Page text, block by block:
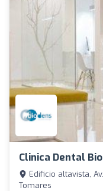
Clinica Dental
Edificio altavista,
Tomares